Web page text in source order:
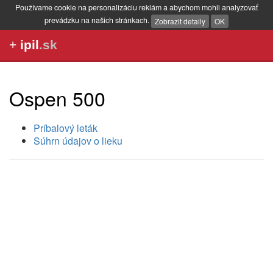
Používame cookie na personalizáciu reklám a abychom mohli analyzovať
prevádzku na našich stránkach. Zobrazit detaily OK
+ ipil.sk
Ospen 500
Príbalový leták
Súhrn údajov o lieku